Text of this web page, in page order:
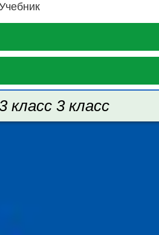
класс 3 класс